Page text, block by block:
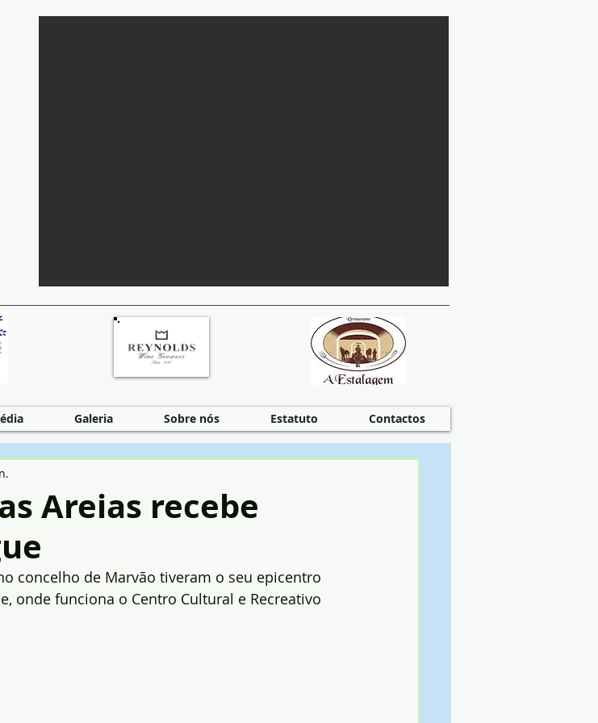
Galeria Sobre nós Estatuto Contactos
Areias recebe
concelho de Marvão tiveram o seu epicentro
onde funciona o Centro Cultural e Recreativo